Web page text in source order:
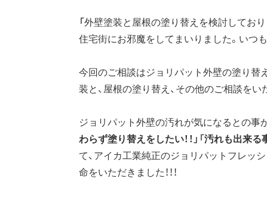
「外壁塗装と屋根の塗り替えを検討しており
住宅街にお邪魔をしてまいりました。いつも
今回のご相談はジョリパット外壁の塗り替
装と、屋根の塗り替え、その他のご相談を
ジョリパット外壁の汚れが気になるとの事
わらず塗り替えをしたい！！」「汚れも出来る
て、アイカ工業純正のジョリパットフレッ
命をいただきました！！！